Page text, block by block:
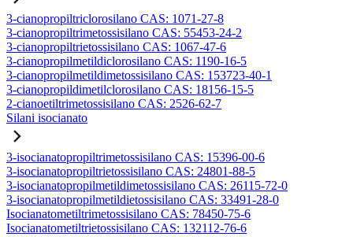
3-cianopropiltriclorosilano CAS: 1071-27-8
3-cianopropiltrimetossisilano CAS: 55453-24-2
3-cianopropiltrietossisilano CAS: 1067-47-6
3-cianopropilmetildiclorosilano CAS: 1190-16-5
3-cianopropilmetildimetossisilano CAS: 153723-40-1
3-cianopropildimetilclorosilano CAS: 18156-15-5
2-cianoetiltrimetossisilano CAS: 2526-62-7
Silani isocianato
3-isocianatopropiltrimetossisilano CAS: 15396-00-6
3-isocianatopropiltrietossisilano CAS: 24801-88-5
3-isocianatopropilmetildimetossisilano CAS: 26115-72-0
3-isocianatopropilmetildietossisilano CAS: 33491-28-0
Isocianatometiltrimetossisilano CAS: 78450-75-6
Isocianatometiltrietossisilano CAS: 132112-76-6